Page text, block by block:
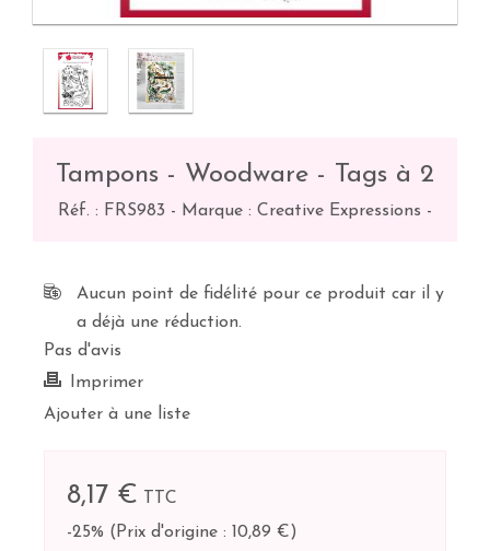
Tampons - Woodware - Tags à 2
Réf. : FRS983 - Marque : Creative Expressions -
Aucun point de fidélité pour ce produit car il y
a déjà une réduction.
Pas d'avis
Imprimer
Ajouter à une liste
8,17 €
TTC
-25% ( Prix d'origine : 10,89 €)